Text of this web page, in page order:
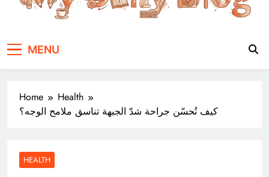
MENU
Home
Health
كيف تُحسّن جراحة شدّ الجبهة تناسق ملامح الوجه؟
HEALTH